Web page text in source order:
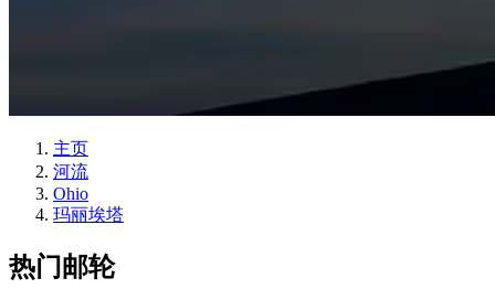
主页
河流
Ohio
玛丽埃塔
热门邮轮